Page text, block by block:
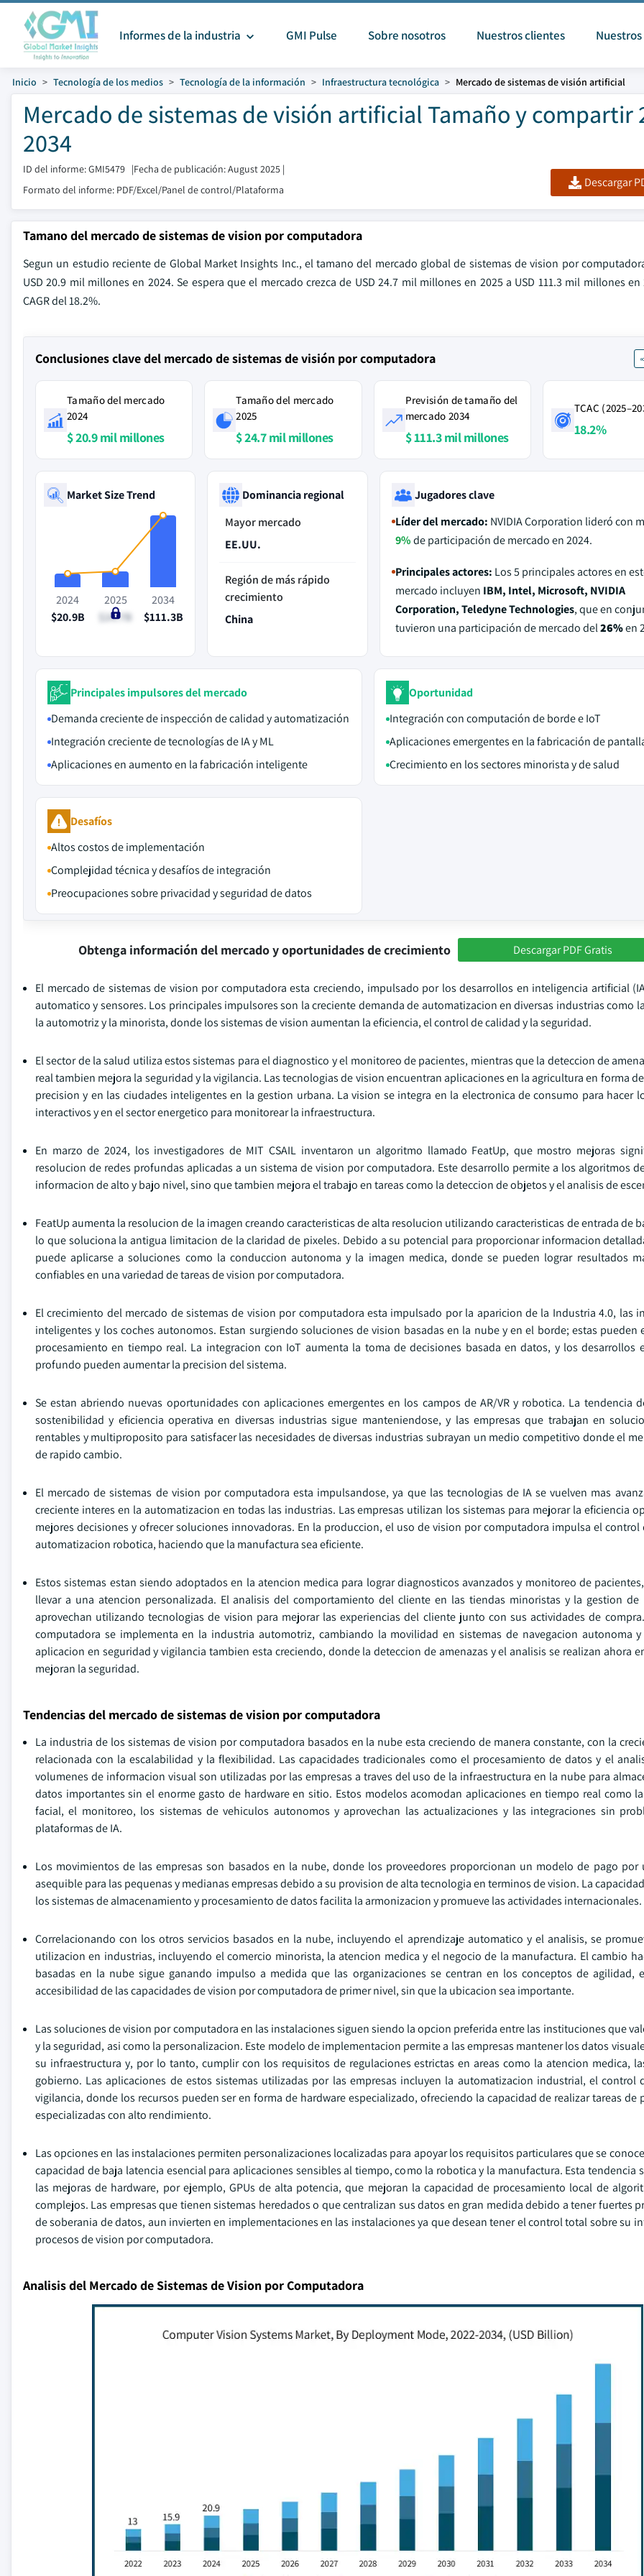
Informes de la industria GMI Pulse Sobre nosotros Nuestros clientes
Inicio Tecnología de los medios Tecnología de la información Infraestructura tecnológica Mercado de sistemas de visión artificial
Mercado de sistemas de visión artificial Tamaño y compartir
2034
ID del informe: GMI5479 |Fecha de publicación: August 2025 |
Formato del informe: PDF/Excel/Panel de control/Plataforma
Descargar
Tamano del mercado de sistemas de vision por computadora
Segun un estudio reciente de Global Market Insights Inc., el tamano del mercado global de sistemas de vision por
USD 20.9 mil millones en 2024. Se espera que el mercado crezca de USD 24.7 mil millones en 2025 a USD 111.3 mil millones
CAGR del 18.2%.
Conclusiones clave del mercado de sistemas de visión por computadora
Tamaño del mercado
2024
$ 20.9 mil millones
Tamaño del mercado
2025
$ 24.7 mil millones
Previsión de tamaño del
mercado 2034
$ 111.3 mil millones
TCAC
18.2%
Market Size Trend
2024
$20.9B
2025
$24.7B
2034
$111.3B
Dominancia regional
Mayor mercado
EE.UU.
Región de más rápido
crecimiento
China
Jugadores clave
Líder del mercado: NVIDIA Corporation lideró con
9%de participación de mercado en 2024.
Principales actores: Los 5 principales actores en
mercado incluyen IBM, Intel, Microsoft, NVIDIA
Corporation, Teledyne Technologies, que en
tuvieron una participación de mercado del26%en
Principales impulsores del mercado
Demanda creciente de inspección de calidad y automatización
Integración creciente de tecnologías de IA y ML
Aplicaciones en aumento en la fabricación inteligente
Oportunidad
Integración con computación de borde e IoT
Aplicaciones emergentes en la fabricación de
Crecimiento en los sectores minorista y de salud
Desafíos
Altos costos de implementación
Complejidad técnica y desafíos de integración
Preocupaciones sobre privacidad y seguridad de datos
Obtenga información del mercado y oportunidades de crecimiento Descargar PDF Gratis
El mercado de sistemas de vision por computadora esta creciendo, impulsado por los desarrollos en inteligencia artificial
automatico y sensores. Los principales impulsores son la creciente demanda de automatizacion en diversas industrias como
la automotriz y la minorista, donde los sistemas de vision aumentan la eficiencia, el control de calidad y la seguridad.
El sector de la salud utiliza estos sistemas para el diagnostico y el monitoreo de pacientes, mientras que la deteccion de
real tambien mejora la seguridad y la vigilancia. Las tecnologias de vision encuentran aplicaciones en la agricultura en forma
precision y en las ciudades inteligentes en la gestion urbana. La vision se integra en la electronica de consumo para hacer
interactivos y en el sector energetico para monitorear la infraestructura.
En marzo de 2024, los investigadores de MIT CSAIL inventaron un algoritmo llamado FeatUp, que mostro mejoras
resolucion de redes profundas aplicadas a un sistema de vision por computadora. Este desarrollo permite a los algoritmos
informacion de alto y bajo nivel, sino que tambien mejora el trabajo en tareas como la deteccion de objetos y el analisis de
FeatUp aumenta la resolucion de la imagen creando caracteristicas de alta resolucion utilizando caracteristicas de entrada de
lo que soluciona la antigua limitacion de la claridad de pixeles. Debido a su potencial para proporcionar informacion
puede aplicarse a soluciones como la conduccion autonoma y la imagen medica, donde se pueden lograr resultados
confiables en una variedad de tareas de vision por computadora.
El crecimiento del mercado de sistemas de vision por computadora esta impulsado por la aparicion de la Industria 4.0, las
inteligentes y los coches autonomos. Estan surgiendo soluciones de vision basadas en la nube y en el borde; estas pueden
procesamiento en tiempo real. La integracion con IoT aumenta la toma de decisiones basada en datos, y los desarrollos
profundo pueden aumentar la precision del sistema.
Se estan abriendo nuevas oportunidades con aplicaciones emergentes en los campos de AR/VR y robotica. La tendencia
sostenibilidad y eficiencia operativa en diversas industrias sigue manteniendose, y las empresas que trabajan en
rentables y multiproposito para satisfacer las necesidades de diversas industrias subrayan un medio competitivo donde el
de rapido cambio.
El mercado de sistemas de vision por computadora esta impulsandose, ya que las tecnologias de IA se vuelven mas
creciente interes en la automatizacion en todas las industrias. Las empresas utilizan los sistemas para mejorar la eficiencia
mejores decisiones y ofrecer soluciones innovadoras. En la produccion, el uso de vision por computadora impulsa el control
automatizacion robotica, haciendo que la manufactura sea eficiente.
Estos sistemas estan siendo adoptados en la atencion medica para lograr diagnosticos avanzados y monitoreo de
llevar a una atencion personalizada. El analisis del comportamiento del cliente en las tiendas minoristas y la gestion de
aprovechan utilizando tecnologias de vision para mejorar las experiencias del cliente junto con sus actividades de
computadora se implementa en la industria automotriz, cambiando la movilidad en sistemas de navegacion autonoma
aplicacion en seguridad y vigilancia tambien esta creciendo, donde la deteccion de amenazas y el analisis se realizan ahora
mejoran la seguridad.
Tendencias del mercado de sistemas de vision por computadora
La industria de los sistemas de vision por computadora basados en la nube esta creciendo de manera constante, con la
relacionada con la escalabilidad y la flexibilidad. Las capacidades tradicionales como el procesamiento de datos y el
volumenes de informacion visual son utilizadas por las empresas a traves del uso de la infraestructura en la nube para
datos importantes sin el enorme gasto de hardware en sitio. Estos modelos acomodan aplicaciones en tiempo real como
facial, el monitoreo, los sistemas de vehiculos autonomos y aprovechan las actualizaciones y las integraciones sin
plataformas de IA.
Los movimientos de las empresas son basados en la nube, donde los proveedores proporcionan un modelo de pago por
asequible para las pequenas y medianas empresas debido a su provision de alta tecnologia en terminos de vision. La
los sistemas de almacenamiento y procesamiento de datos facilita la armonizacion y promueve las actividades internacionales.
Correlacionando con los otros servicios basados en la nube, incluyendo el aprendizaje automatico y el analisis, se
utilizacion en industrias, incluyendo el comercio minorista, la atencion medica y el negocio de la manufactura. El cambio
basadas en la nube sigue ganando impulso a medida que las organizaciones se centran en los conceptos de agilidad,
accesibilidad de las capacidades de vision por computadora de primer nivel, sin que la ubicacion sea importante.
Las soluciones de vision por computadora en las instalaciones siguen siendo la opcion preferida entre las instituciones que
y la seguridad, asi como la personalizacion. Este modelo de implementacion permite a las empresas mantener los datos
su infraestructura y, por lo tanto, cumplir con los requisitos de regulaciones estrictas en areas como la atencion medica,
gobierno. Las aplicaciones de estos sistemas utilizadas por las empresas incluyen la automatizacion industrial, el control
vigilancia, donde los recursos pueden ser en forma de hardware especializado, ofreciendo la capacidad de realizar tareas de
especializadas con alto rendimiento.
Las opciones en las instalaciones permiten personalizaciones localizadas para apoyar los requisitos particulares que se
capacidad de baja latencia esencial para aplicaciones sensibles al tiempo, como la robotica y la manufactura. Esta tendencia
las mejoras de hardware, por ejemplo, GPUs de alta potencia, que mejoran la capacidad de procesamiento local de
complejos. Las empresas que tienen sistemas heredados o que centralizan sus datos en gran medida debido a tener fuertes
de soberania de datos, aun invierten en implementaciones en las instalaciones ya que desean tener el control total sobre su
procesos de vision por computadora.
Analisis del Mercado de Sistemas de Vision por Computadora